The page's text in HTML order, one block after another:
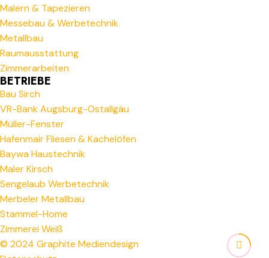
Malern & Tapezieren
Messebau & Werbetechnik
Metallbau
Raumausstattung
Zimmerarbeiten
BETRIEBE
Bau Sirch
VR-Bank Augsburg-Ostallgäu
Müller-Fenster
Hafenmair Fliesen & Kachelöfen
Baywa Haustechnik
Maler Kirsch
Sengelaub Werbetechnik
Merbeler Metallbau
Stammel-Home
Zimmerei Weiß
© 2024 Graphite Mediendesign